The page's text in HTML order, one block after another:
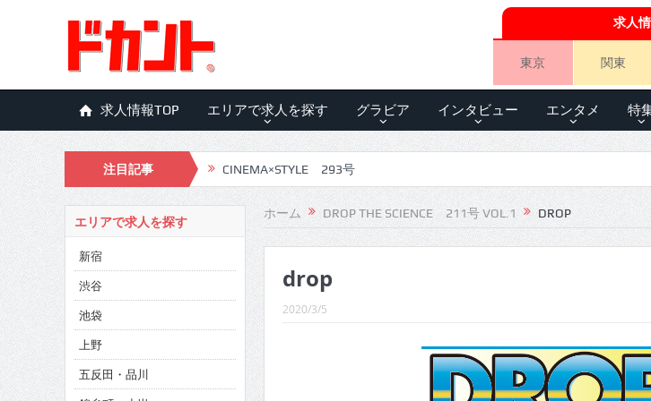
求人
東京 関東
求人情報TOP エリアで求人を探す グラビア インタビュー エンタメ 特
注目記事 CINEMA×STYLE 293号
CINEMA×STYLE 292号
CINEMA×STYLE 291号
CINEMA×STYLE 290号
CINEMA×STYLE 289号
CINEMA×STYLE 288号
ホーム DROP THE SCIENCE 211号 VOL.1 DROP
drop
2020/3/5
エリアで求人を探す
新宿
渋谷
池袋
上野
五反田・品川